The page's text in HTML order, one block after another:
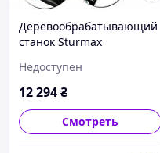
Деревообрабатывающий
станок Sturmax
Недоступен
12 294₴
Смотреть